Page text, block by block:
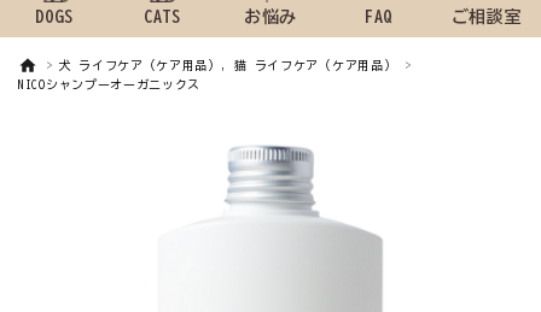
DOGS CATS お悩み FAQ ご相談室
犬 ライフケア（ケア用品）, 猫 ライフケア（ケア用品）
NICOシャンプーオーガニックス